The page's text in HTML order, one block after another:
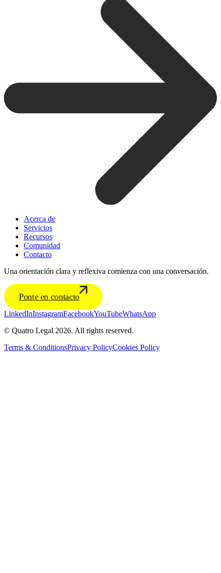
Acerca de
Servicios
Recursos
Comunidad
Contacto
Una orientación clara y reflexiva comienza con una conversación.
Ponte en contacto
LinkedInInstagramFacebookYouTubeWhatsApp
© Quatro Legal 2026. All rights reserved.
Terms & ConditionsPrivacy PolicyCookies Policy